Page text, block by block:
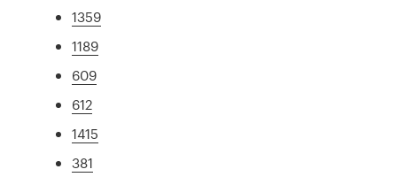
1359
1189
609
612
1415
381